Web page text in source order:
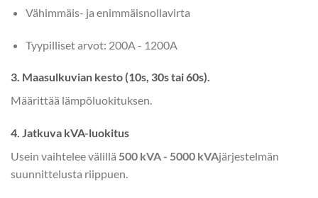
Vähimmäis- ja enimmäisnollavirta
Tyypilliset arvot: 200A - 1200A
3. Maasulkuvian kesto (10s, 30s tai 60s).
Määrittää lämpöluokituksen.
4. Jatkuva kVA-luokitus
Usein vaihtelee välillä 500 kVA - 5000 kVAjärjestelmän
suunnittelusta riippuen.